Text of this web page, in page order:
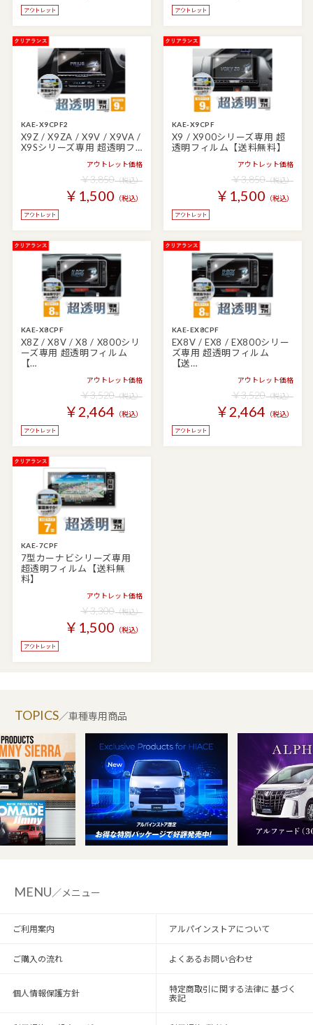
KAE-X9CPF2
X9Z / X9ZA / X9V / X9VA /
X9Sシリーズ専用 超透明フ…
アウトレット価格
￥3,850（税込）
￥1,500 （税込）
KAE-X9CPF
X9 / X900シリーズ専用 超
透明フィルム【送料無料】
アウトレット価格
￥3,850（税込）
￥1,500 （税込）
KAE-X8CPF
X8Z / X8V / X8 / X800シリ
ーズ専用 超透明フィルム
【…
アウトレット価格
￥3,520（税込）
￥2,464 （税込）
KAE-EX8CPF
EX8V / EX8 / EX800シリー
ズ専用 超透明フィルム
【送…
アウトレット価格
￥3,520（税込）
￥2,464 （税込）
KAE-7CPF
7型カーナビシリーズ専用
超透明フィルム【送料無
料】
アウトレット価格
￥3,300（税込）
￥1,500 （税込）
／車種専用商品
MENU／メニュー
ご利用案内 アルパインストアについて
ご購入の流れ よくあるお問い合わせ
個人情報保護方針
特定商取引に関する法律に 基づく
表記